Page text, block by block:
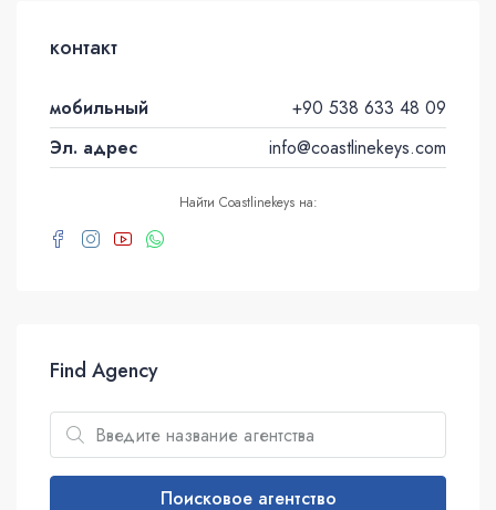
контакт
мобильный
+90 538 633 48 09
Эл. адрес
info@coastlinekeys.com
Найти Coastlinekeys на:
Find Agency
Поисковое агентство